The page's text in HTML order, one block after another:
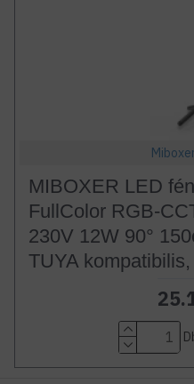
MIBOXER LED
FullColor RGB-
230V 12W 90°
TUYA